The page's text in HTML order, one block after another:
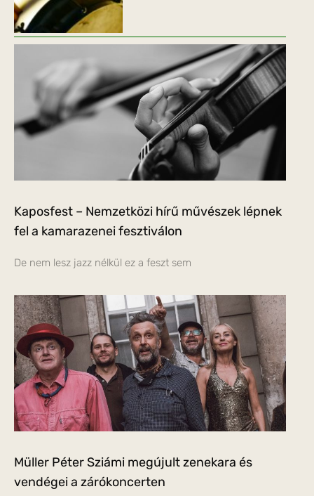
Kaposfest – Nemzetközi hírű művészek lépnek
fel a kamarazenei fesztiválon
De nem lesz jazz nélkül ez a feszt sem
Müller Péter Sziámi megújult zenekara és
vendégei a zárókoncerten